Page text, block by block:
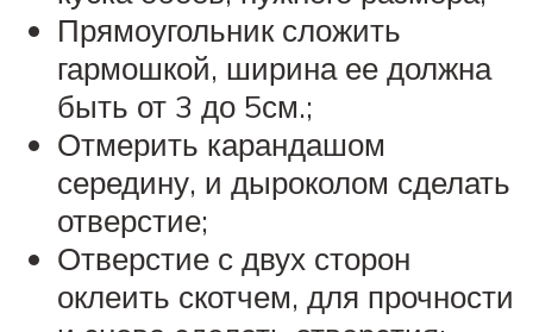
Прямоугольник сложить
гармошкой, ширина ее должна
быть от 3 до 5см.;
Отмерить карандашом
середину, и дыроколом сделать
отверстие;
Отверстие с двух сторон
оклеить скотчем, для прочности